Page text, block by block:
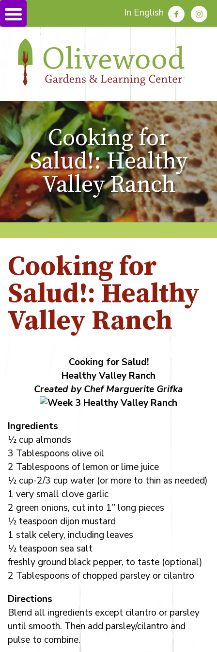
In English
Cooking for
Salud!: Healthy
Valley Ranch
Cooking for
Salud!: Healthy
Valley Ranch
Cooking for Salud!
Healthy Valley Ranch
Created by Chef Marguerite Grifka
Ingredients
½ cup almonds
3 Tablespoons olive oil
2 Tablespoons of lemon or lime juice
½ cup-2/3 cup water (or more to thin as needed)
1 very small clove garlic
2 green onions, cut into 1” long pieces
½ teaspoon dijon mustard
1 stalk celery, including leaves
½ teaspoon sea salt
freshly ground black pepper, to taste (optional)
2 Tablespoons of chopped parsley or cilantro
Directions
Blend all ingredients except cilantro or parsley
until smooth. Then add parsley/cilantro and
pulse to combine.